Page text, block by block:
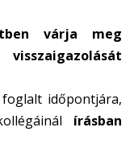
várja meg
időpontjára,
írásban